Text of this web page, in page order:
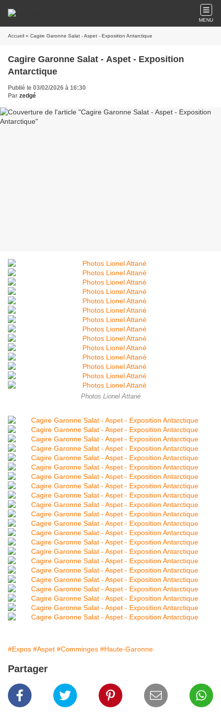
MENU
Accueil » Cagire Garonne Salat - Aspet - Exposition Antarctique
Cagire Garonne Salat - Aspet - Exposition
Antarctique
Publié le 03/02/2026 à 16:30
Par zedgé
Photos Lionel Attané
#Expos #Aspet #Comminges #Haute-Garonne
Partager